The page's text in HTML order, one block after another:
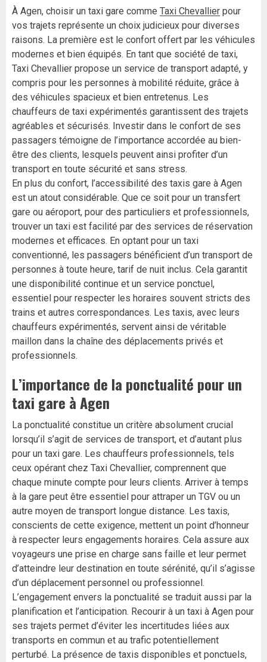
À Agen, choisir un taxi gare comme Taxi Chevallier pour
vos trajets représente un choix judicieux pour diverses
raisons. La première est le confort offert par les véhicules
modernes et bien équipés. En tant que société de taxi,
Taxi Chevallier propose un service de transport adapté, y
compris pour les personnes à mobilité réduite, grâce à
des véhicules spacieux et bien entretenus. Les
chauffeurs de taxi expérimentés garantissent des trajets
agréables et sécurisés. Investir dans le confort de ses
passagers témoigne de l’importance accordée au bien-
être des clients, lesquels peuvent ainsi profiter d’un
transport en toute sécurité et sans stress.
En plus du confort, l’accessibilité des taxis gare à Agen
est un atout considérable. Que ce soit pour un transfert
gare ou aéroport, pour des particuliers et professionnels,
trouver un taxi est facilité par des services de réservation
modernes et efficaces. En optant pour un taxi
conventionné, les passagers bénéficient d’un transport de
personnes à toute heure, tarif de nuit inclus. Cela garantit
une disponibilité continue et un service ponctuel,
essentiel pour respecter les horaires souvent stricts des
trains et autres correspondances. Les taxis, avec leurs
chauffeurs expérimentés, servent ainsi de véritable
maillon dans la chaîne des déplacements privés et
professionnels.
L’importance de la ponctualité pour un
taxi gare à Agen
La ponctualité constitue un critère absolument crucial
lorsqu’il s’agit de services de transport, et d’autant plus
pour un taxi gare. Les chauffeurs professionnels, tels
ceux opérant chez Taxi Chevallier, comprennent que
chaque minute compte pour leurs clients. Arriver à temps
à la gare peut être essentiel pour attraper un TGV ou un
autre moyen de transport longue distance. Les taxis,
conscients de cette exigence, mettent un point d’honneur
à respecter leurs engagements horaires. Cela assure aux
voyageurs une prise en charge sans faille et leur permet
d’atteindre leur destination en toute sérénité, qu’il s’agisse
d’un déplacement personnel ou professionnel.
L’engagement envers la ponctualité se traduit aussi par la
planification et l’anticipation. Recourir à un taxi à Agen pour
ses trajets permet d’éviter les incertitudes liées aux
transports en commun et au trafic potentiellement
perturbé. La présence de taxis disponibles et ponctuels,